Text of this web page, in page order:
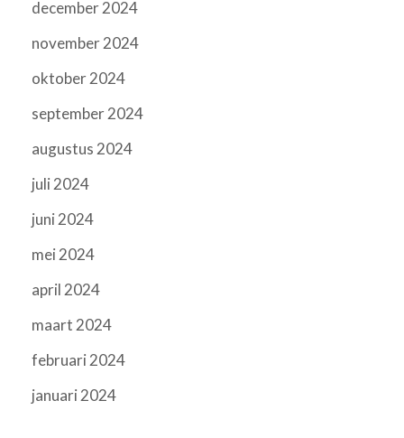
december 2024
november 2024
oktober 2024
september 2024
augustus 2024
juli 2024
juni 2024
mei 2024
april 2024
maart 2024
februari 2024
januari 2024